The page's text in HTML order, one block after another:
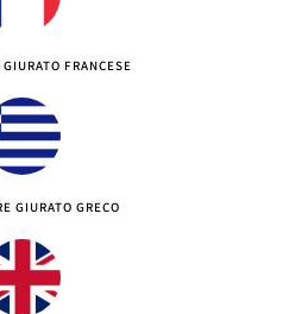
FRANCESE
GIURATO GRECO